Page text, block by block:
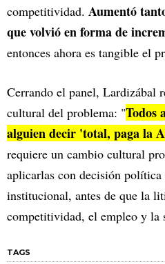
competitividad. Aumentó
que volvió en forma de
entonces ahora es tangible el
Cerrando el panel, Lardizábal
cultural del problema: "Todos
alguien decir 'total, paga la
requiere un cambio cultural
aplicarlas con decisión
institucional, antes de que la
competitividad, el empleo y la
TAGS